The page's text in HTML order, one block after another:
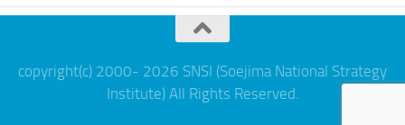
copyright(c) 2000- 2026 SNSI (Soejima National Strategy
Institute) All Rights Reserved.